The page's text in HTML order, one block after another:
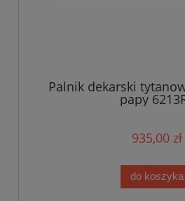
Palnik dekarski
papy
935,00 zł
do koszyka